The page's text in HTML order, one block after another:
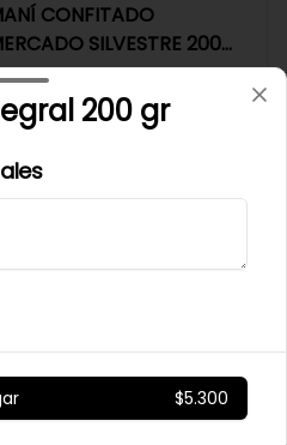
CONFITADO
SILVESTRE 200
200 gr
$5.300